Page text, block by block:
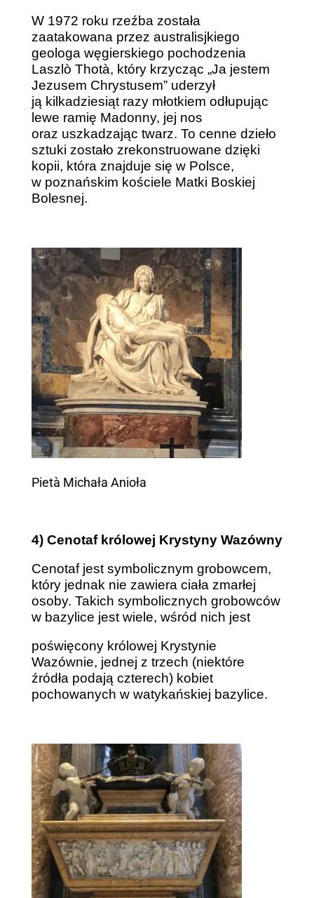
W 1972 roku rzeźba została
zaatakowana przez australisjkiego
geologa węgierskiego pochodzenia
Laszlò Thotà, który krzycząc „Ja jestem
Jezusem Chrystusem” uderzył
ją kilkadziesiąt razy młotkiem odłupując
lewe ramię Madonny, jej nos
oraz uszkadzając twarz. To cenne dzieło
sztuki zostało zrekonstruowane dzięki
kopii, która znajduje się w Polsce,
w poznańskim kościele Matki Boskiej
Bolesnej.
Pietà Michała Anioła
4) Cenotaf królowej Krystyny Wazówny
Cenotaf jest symbolicznym grobowcem,
który jednak nie zawiera ciała zmarłej
osoby. Takich symbolicznych grobowców
w bazylice jest wiele, wśród nich jest
poświęcony królowej Krystynie
Wazównie, jednej z trzech (niektóre
źródła podają czterech) kobiet
pochowanych w watykańskiej bazylice.